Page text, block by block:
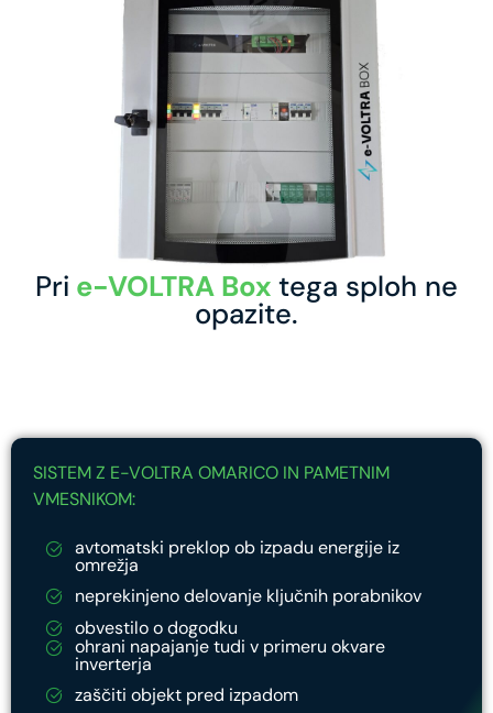
Pri e-VOLTRA Box tega sploh ne
opazite.
SISTEM Z E-VOLTRA OMARICO IN PAMETNIM
VMESNIKOM:
avtomatski preklop ob izpadu energije iz
omrežja
neprekinjeno delovanje ključnih porabnikov
obvestilo o dogodku
ohrani napajanje tudi v primeru okvare
inverterja
zaščiti objekt pred izpadom